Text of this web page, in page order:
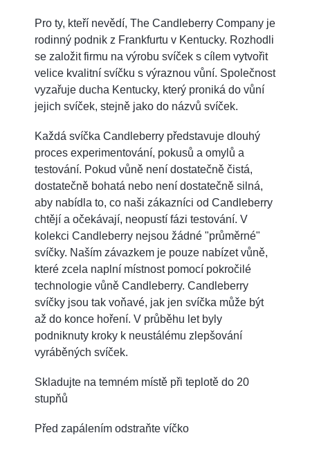
Pro ty, kteří nevědí, The Candleberry Company je
rodinný podnik z Frankfurtu v Kentucky. Rozhodli
se založit firmu na výrobu svíček s cílem vytvořit
velice kvalitní svíčku s výraznou vůní. Společnost
vyzařuje ducha Kentucky, který proniká do vůní
jejich svíček, stejně jako do názvů svíček.
Každá svíčka Candleberry představuje dlouhý
proces experimentování, pokusů a omylů a
testování. Pokud vůně není dostatečně čistá,
dostatečně bohatá nebo není dostatečně silná,
aby nabídla to, co naši zákazníci od Candleberry
chtějí a očekávají, neopustí fázi testování. V
kolekci Candleberry nejsou žádné "průměrné"
svíčky. Naším závazkem je pouze nabízet vůně,
které zcela naplní místnost pomocí pokročilé
technologie vůně Candleberry. Candleberry
svíčky jsou tak voňavé, jak jen svíčka může být
až do konce hoření. V průběhu let byly
podniknuty kroky k neustálému zlepšování
vyráběných svíček.
Skladujte na temném místě při teplotě do 20
stupňů
Před zapálením odstraňte víčko